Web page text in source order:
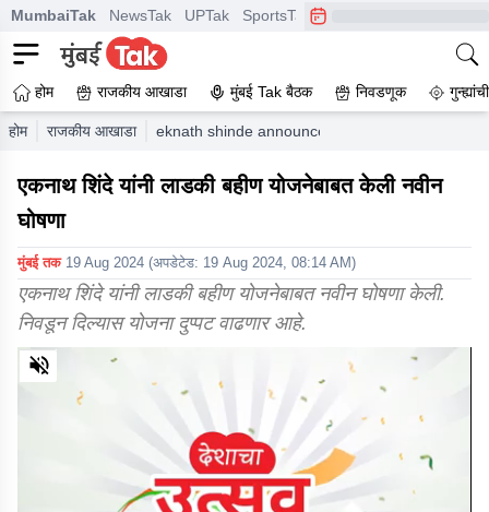
MumbaiTak NewsTak UPTak SportsTak CrimeTak
होम राजकीय आखाडा मुंबई Tak बैठक निवडणूक
होम राजकीय आखाडा eknath shinde announcement on ladaki bahin
एकनाथ शिंदे यांनी लाडकी बहीण योजनेबाबत केली नवीन
घोषणा
मुंबई तक 19 Aug 2024 (अपडेटेड: 19 Aug 2024, 08:14 AM)
एकनाथ शिंदे यांनी लाडकी बहीण योजनेबाबत नवीन घोषणा केली.
निवडून दिल्यास योजना दुप्पट वाढणार आहे.
0
of
minutes,